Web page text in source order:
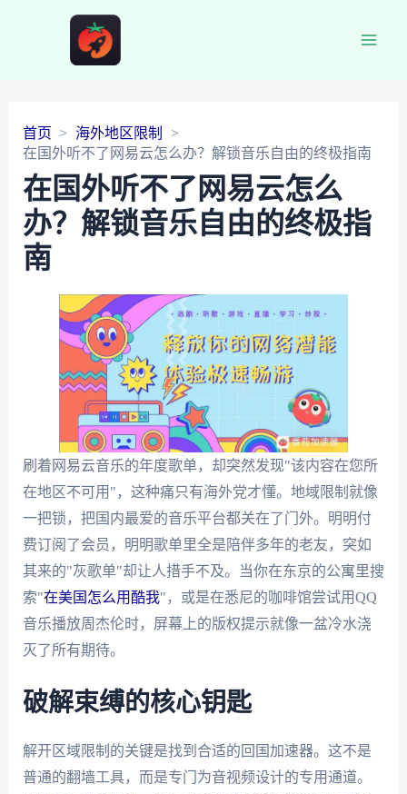
首页
海外地区限制
在国外听不了网易云怎么办？解锁音乐自由的终极指南
在国外听不了网易云怎么
办？解锁音乐自由的终极指
南
刷着网易云音乐的年度歌单，却突然发现"该内容在您所
在地区不可用"，这种痛只有海外党才懂。地域限制就像
一把锁，把国内最爱的音乐平台都关在了门外。明明付
费订阅了会员，明明歌单里全是陪伴多年的老友，突如
其来的"灰歌单"却让人措手不及。当你在东京的公寓里搜
索"在美国怎么用酷我"，或是在悉尼的咖啡馆尝试用QQ
音乐播放周杰伦时，屏幕上的版权提示就像一盆冷水浇
灭了所有期待。
破解束缚的核心钥匙
解开区域限制的关键是找到合适的回国加速器。这不是
普通的翻墙工具，而是专门为音视频设计的专用通道。